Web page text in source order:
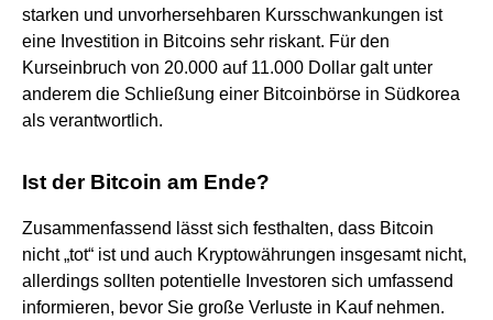
starken und unvorhersehbaren Kursschwankungen ist
eine Investition in Bitcoins sehr riskant. Für den
Kurseinbruch von 20.000 auf 11.000 Dollar galt unter
anderem die Schließung einer Bitcoinbörse in Südkorea
als verantwortlich.
Ist der Bitcoin am Ende?
Zusammenfassend lässt sich festhalten, dass Bitcoin
nicht „tot“ ist und auch Kryptowährungen insgesamt nicht,
allerdings sollten potentielle Investoren sich umfassend
informieren, bevor Sie große Verluste in Kauf nehmen.